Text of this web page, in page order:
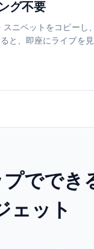
グ不要
スニペットをコピーし
と、即座にライブを
ででき
ェット